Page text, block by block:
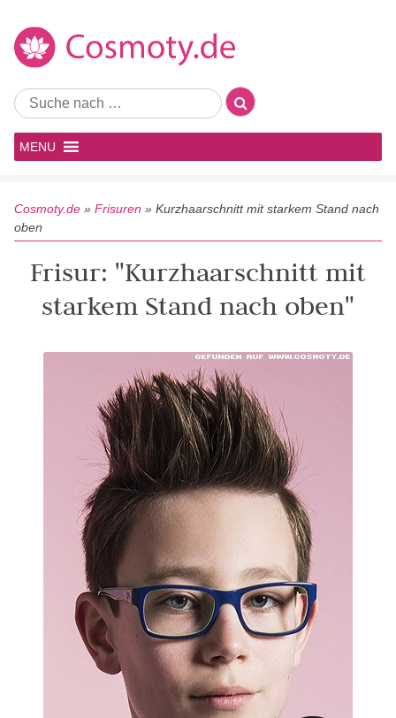
MENU
Cosmoty.de » Frisuren » Kurzhaarschnitt mit starkem Stand nach
oben
Frisur: "Kurzhaarschnitt mit
starkem Stand nach oben"